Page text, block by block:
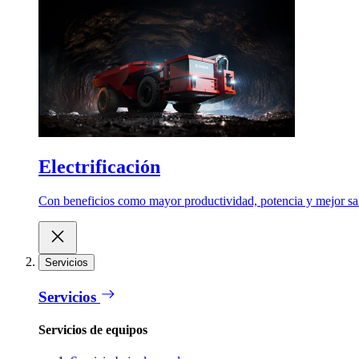
Electrificación
Con beneficios como mayor productividad, potencia y mejor
Servicios
Servicios
Servicios de equipos